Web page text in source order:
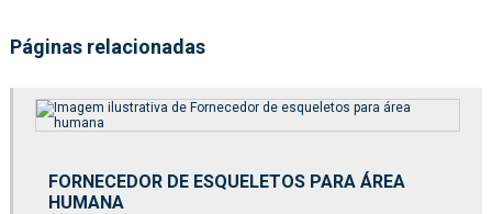
Fábrica de kit molecular
Fabricação de esqueletos para área humana
Fabricante de esqueletos para área veterinária
Páginas relacionadas
FORNECEDOR DE ESQUELETOS PARA ÁREA
HUMANA